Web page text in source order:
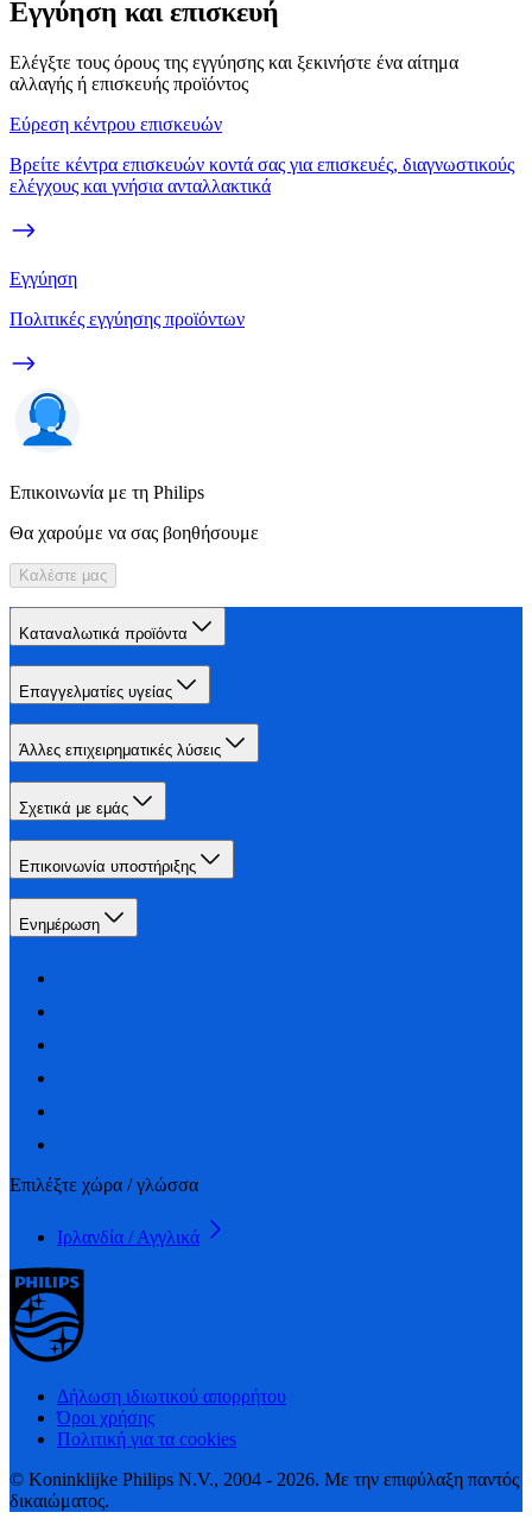
Εγγύηση και επισκευή
Ελέγξτε τους όρους της εγγύησης και ξεκινήστε ένα αίτημα
αλλαγής ή επισκευής προϊόντος
Εύρεση κέντρου επισκευών
Βρείτε κέντρα επισκευών κοντά σας για επισκευές, διαγνωστικούς
ελέγχους και γνήσια ανταλλακτικά
Εγγύηση
Πολιτικές εγγύησης προϊόντων
Επικοινωνία με τη Philips
Θα χαρούμε να σας βοηθήσουμε
Καλέστε μας
Καταναλωτικά προϊόντα
Επαγγελματίες υγείας
Άλλες επιχειρηματικές λύσεις
Σχετικά με εμάς
Επικοινωνία υποστήριξης
Ενημέρωση
Επιλέξτε χώρα / γλώσσα
Ιρλανδία / Αγγλικά
Δήλωση ιδιωτικού απορρήτου
Όροι χρήσης
Πολιτική για τα cookies
© Koninklijke Philips N.V., 2004 - 2026. Με την επιφύλαξη παντός
δικαιώματος.